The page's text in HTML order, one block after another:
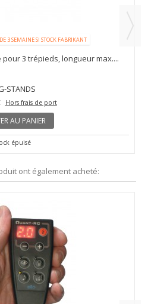
3 SEMAINE SI STOCK FABRIKANT
pour 3 trépieds, longueur max....
STANDS
Hors frais de port
AU PANIER
épuisé
ont également acheté: